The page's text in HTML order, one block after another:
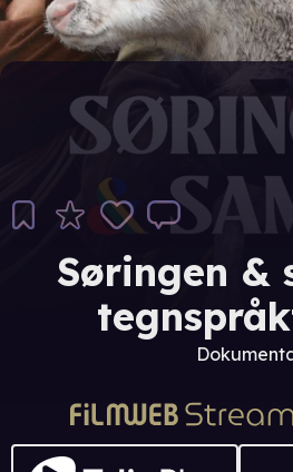
Søringen &